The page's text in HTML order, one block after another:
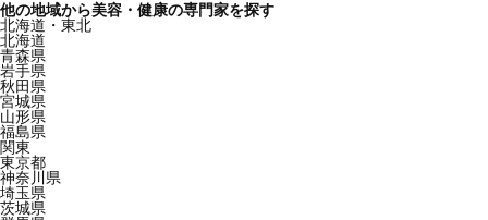
他の地域から美容・健康の専門家を探す
北海道・東北
北海道
青森県
岩手県
秋田県
宮城県
山形県
福島県
関東
東京都
神奈川県
埼玉県
茨城県